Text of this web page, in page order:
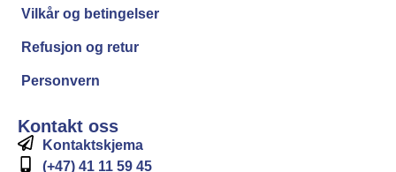
Vilkår og betingelser
Refusjon og retur
Personvern
Kontakt oss
Kontaktskjema
(+47) 41 11 59 45